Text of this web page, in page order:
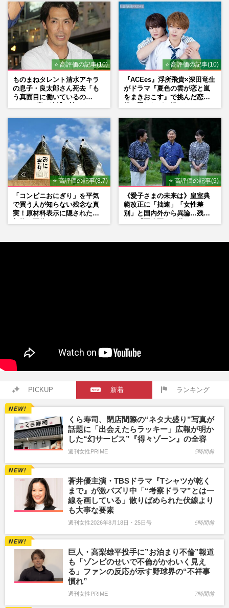
⭐ 高評価の記事(10)
ものまねタレント清水アキラ
の息子・良太郎さん死去「も
う真面目に働いているの
⭐ 高評価の記事(10)
『ACEes』浮所飛貴×深田竜生
がドラマ『夏色の雲が恋と嵐
をまきおこす』で挑んだ恋人
⭐ 高評価の記事(8.7)
「コンビニおにぎり」を平気
で買う人が知らない残念な真
実！原材料表示に隠された添
⭐ 高評価の記事(9)
《愛子さまの未来は》皇室典
範改正に「拙速」「女性差
別」と国内外から異論…残さ
PICKUP 新着 ランキング
くら寿司、閉店間際の“ネタ大盛り”写真が
話題に「出会えたらラッキー」広報が明か
した“幻サービス”『得々ゾーン』の全容
週刊女性PRIME 5時間前
蒼井優主演・TBSドラマ『Tシャツが乾く
まで』が激バズリ中「“考察ドラマ”とは一
線を画している」散りばめられた伏線より
も大事な要素
週刊女性2026年8月18日・25日号 6時間前
巨人・高梨雄平投手に”お泊まり不倫”報道
も「ゾンビのせいで不倫がかわいく見え
る」ファンの反応が示す野球界の“不祥事
慣れ”
週刊女性PRIME 7時間前